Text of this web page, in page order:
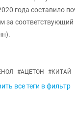
года составило
за
#АЦЕТОН #КИТАЙ
все теги в фильтр